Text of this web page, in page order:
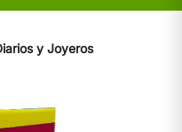
y Joyeros